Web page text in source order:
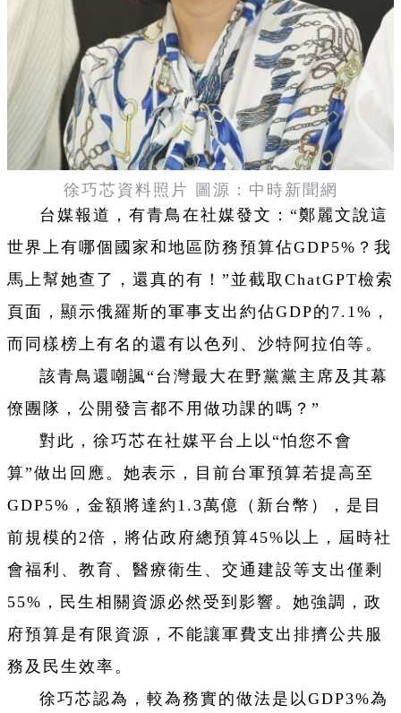
徐巧芯資料照片 圖源：中時新聞網
台媒報道，有青鳥在社媒發文：“鄭麗文說這
世界上有哪個國家和地區防務預算佔GDP5%？我
馬上幫她查了，還真的有！”並截取ChatGPT檢索
頁面，顯示俄羅斯的軍事支出約佔GDP的7.1%，
而同樣榜上有名的還有以色列、沙特阿拉伯等。
該青鳥還嘲諷“台灣最大在野黨黨主席及其幕
僚團隊，公開發言都不用做功課的嗎？”
對此，徐巧芯在社媒平台上以“怕您不會
算”做出 回應。她表示 ，目前台軍預算若提高至
GDP5%，金額將達約1.3萬億（新台幣），是目
前規模的2倍，將佔政府總預算45%以上，屆時社
會福利、教育、醫療衛生、交通建設等支出僅剩
55%，民生相關資源必然受到影響。她強調，政
府預算是有限資源，不能讓軍費支出排擠公共服
務及民生效率。
徐巧芯認為，較為務實的做法是以GDP3%為